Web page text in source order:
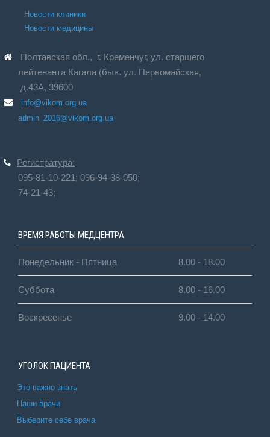
Новости клиники
Новости медицины
Полтавская обл., г. Кременчуг, ул. старшего
лейтенанта Кагала (быв. ул. Первомайская,
д.43А, 39600
info@vikom.org.ua
admin_2016@vikom.org.ua
Регистратура:
095-81-10-221; 096-94-38-050;
74-21-43;
ВРЕМЯ РАБОТЫ МЕДЦЕНТРА
Понедельник - Пятница 8.00 - 18.00
Суббота 8.00 - 16.00
Воскресенье 9.00 - 14.00
УГОЛОК ПАЦИЕНТА
Это важно знать
Наши врачи
Выберите себе врача